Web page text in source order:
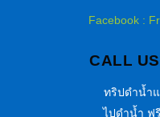
Facebook :
CALL
ทริปดำน้ำ
ไปดำน้ำ ฟ